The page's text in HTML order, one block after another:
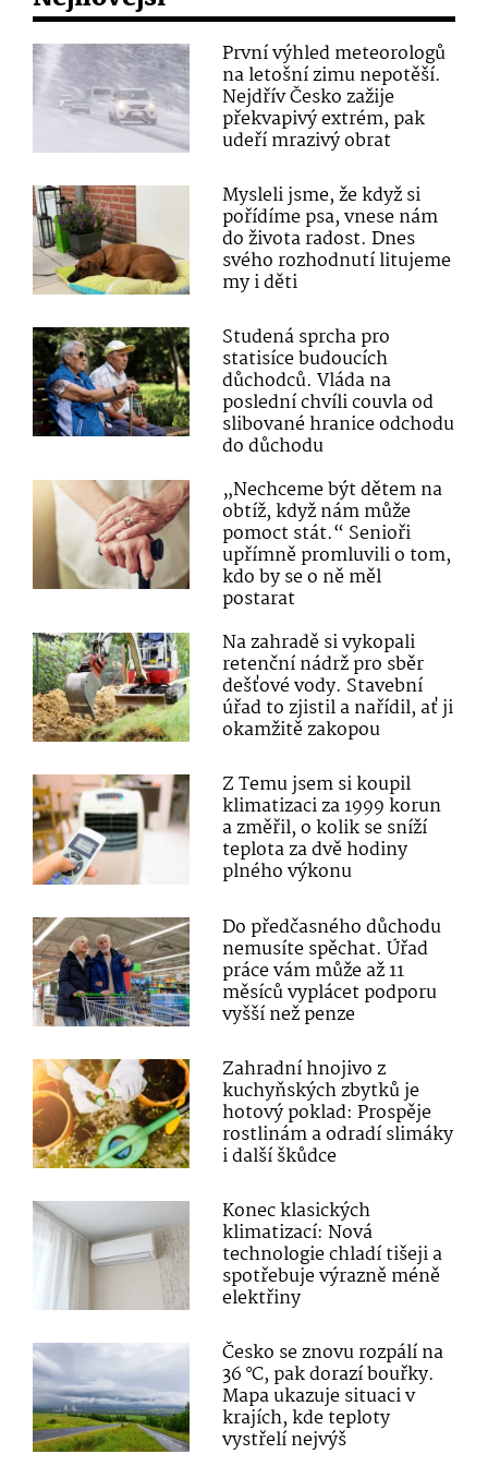
První výhled meteorologů
na letošní zimu nepotěší.
Nejdřív Česko zažije
překvapivý extrém, pak
udeří mrazivý obrat
Mysleli jsme, že když si
pořídíme psa, vnese nám
do života radost. Dnes
svého rozhodnutí litujeme
my i děti
Studená sprcha pro
statisíce budoucích
důchodců. Vláda na
poslední chvíli couvla od
slibované hranice odchodu
do důchodu
„Nechceme být dětem na
obtíž, když nám může
pomoct stát.“ Senioři
upřímně promluvili o tom,
kdo by se o ně měl
postarat
Na zahradě si vykopali
retenční nádrž pro sběr
dešťové vody. Stavební
úřad to zjistil a nařídil, ať ji
okamžitě zakopou
Z Temu jsem si koupil
klimatizaci za 1999 korun
a změřil, o kolik se sníží
teplota za dvě hodiny
plného výkonu
Do předčasného důchodu
nemusíte spěchat. Úřad
práce vám může až 11
měsíců vyplácet podporu
vyšší než penze
Zahradní hnojivo z
kuchyňských zbytků je
hotový poklad: Prospěje
rostlinám a odradí slimáky
i další škůdce
Konec klasických
klimatizací: Nová
technologie chladí tišeji a
spotřebuje výrazně méně
elektřiny
Česko se znovu rozpálí na
36 °C, pak dorazí bouřky.
Mapa ukazuje situaci v
krajích, kde teploty
vystřelí nejvýš